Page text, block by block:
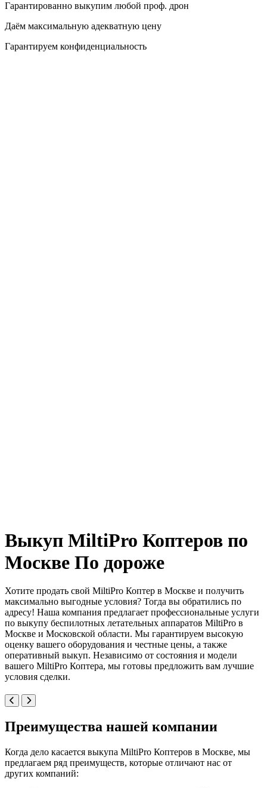
Гарантированно выкупим любой проф. дрон
Даём максимальную адекватную цену
Гарантируем конфиденциальность
Выкуп MiltiPro Коптеров по
Москве По дороже
Хотите продать свой MiltiPro Коптер в Москве и получить
максимально выгодные условия? Тогда вы обратились по
адресу! Наша компания предлагает профессиональные услуги
по выкупу беспилотных летательных аппаратов MiltiPro в
Москве и Московской области. Мы гарантируем высокую
оценку вашего оборудования и честные цены, а также
оперативный выкуп. Независимо от состояния и модели
вашего MiltiPro Коптера, мы готовы предложить вам лучшие
условия сделки.
Преимущества нашей компании
Когда дело касается выкупа MiltiPro Коптеров в Москве, мы
предлагаем ряд преимуществ, которые отличают нас от
других компаний: